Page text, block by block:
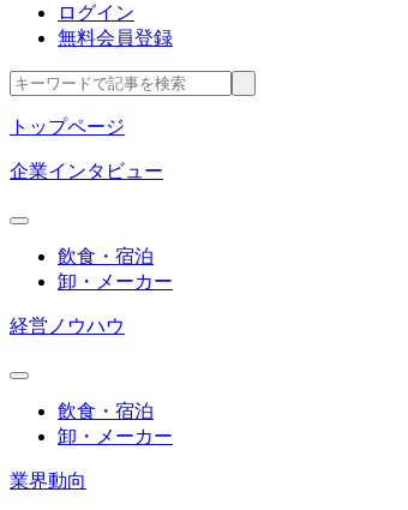
ログイン
無料会員登録
トップページ
企業インタビュー
飲食・宿泊
卸・メーカー
経営ノウハウ
飲食・宿泊
卸・メーカー
業界動向